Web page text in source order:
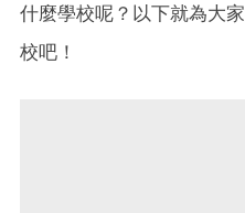
什麼學校呢？以下就為大
校吧！